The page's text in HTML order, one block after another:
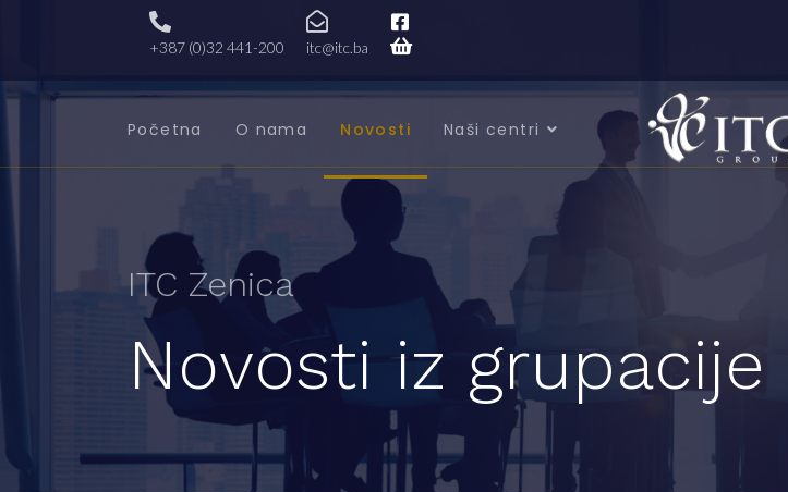
+387 (0)32 441-200 itc@itc.ba
Početna O nama Novosti Naši centri
ITC Zenica
Novosti iz grupacije